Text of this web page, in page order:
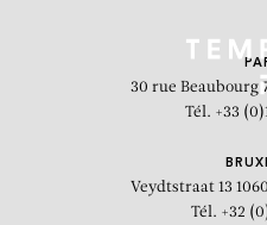
30 rue Beaubourg
Tél. +33
Veydtstraat 13
Tél. +32